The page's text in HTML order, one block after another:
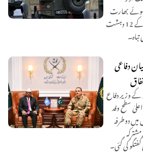
بھارت
کی زیر سرپرستی فتنہ الہندوستان کے 12 دہشت
دفاعی
کے وزیر دفاع
سطح وفد
دوطرفہ
کی گئی۔